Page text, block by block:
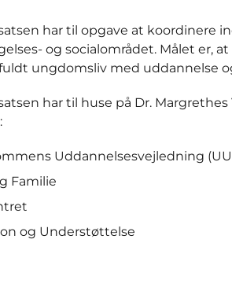
har til opgave at koordinere
og socialområdet. Målet er,
ungdomsliv med uddannelse
har til huse på Dr. Margrethes
Uddannelsesvejledning
Familie
og Understøttelse